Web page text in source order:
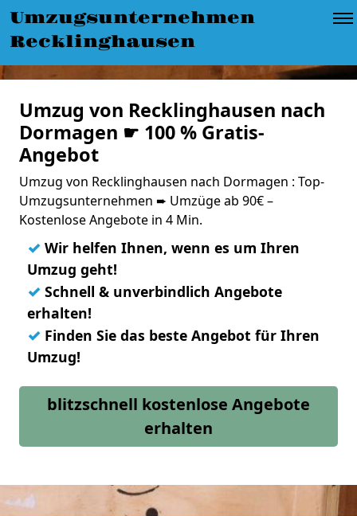
Umzugsunternehmen
Recklinghausen
Umzug von Recklinghausen nach
Dormagen ☛ 100 % Gratis-
Angebot
Umzug von Recklinghausen nach Dormagen : Top-
Umzugsunternehmen ➨ Umzüge ab 90€ –
Kostenlose Angebote in 4 Min.
✓ Wir helfen Ihnen, wenn es um Ihren
Umzug geht!
✓ Schnell & unverbindlich Angebote
erhalten!
✓ Finden Sie das beste Angebot für Ihren
Umzug!
blitzschnell kostenlose Angebote
erhalten